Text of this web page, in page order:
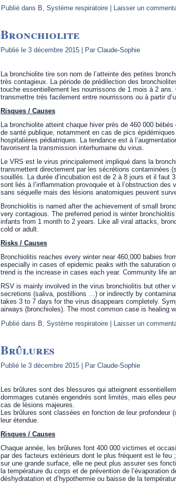
Publié dans B, Système respiratoire Laisser un
Bronchiolite
Publié le 3 décembre 2015 Par Claude-Sophie
La bronchiolite tire son nom de l’atteinte des petites
très contagieux. La période de prédilection des
touche essentiellement les nourrissons de 1 mois à 2
transmettre très facilement entre nourrissons ou à partir
Risques / Causes
La bronchiolite atteint chaque hiver près de 460 000
de santé publique, notamment en cas de pics
hospitalières pédiatriques. La tendance est à
favorisent la transmission interhumaine du virus.
Le VRS est le virus principalement impliqué dans la
transmettent directement par les sécrétions contaminées
souillés. La durée d’incubation est de 2 à 8 jours et il
sont liés à l’inflammation provoquée et à l’obstruction
sans séquelle mais des lésions anatomiques peuvent
Bronchiolitis is named after the achievement of small
very contagious. The preferred period is winter
infants from 1 month to 2 years. Like all viral attacks,
cold or adult.
Risks / Causes
Bronchiolitis reaches every winter near 460,000 babies
especially in cases of epidemic peaks with the saturation
trend is the increase in cases each year. Community life
RSV is mainly involved in the virus bronchiolitis but other
secretions (saliva, postillions …) or indirectly by
takes 3 to 7 days for the virus disappears completely.
airways (bronchioles). The most common case is healing
Publié dans B, Système respiratoire Laisser un
Brûlures
Publié le 3 décembre 2015 Par Claude-Sophie
Les brûlures sont des blessures qui atteignent
dommages cutanés engendrés sont limités, mais elles
cas de lésions majeures.
Les brûlures sont classées en fonction de leur profondeur
leur étendue.
Risques / Causes
Chaque année, les brûlures font 400 000 victimes et
par des facteurs extérieurs dont le plus fréquent est le
sur une grande surface, elle ne peut plus assurer ses
la température du corps et de prévention de l’évaporation
déshydratation et d’hypothermie ou baisse de la